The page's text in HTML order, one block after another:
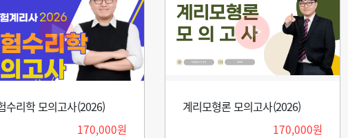
수리학 모의고사(2026)
170,000원
계리모형론 모의고사(2026)
170,000원